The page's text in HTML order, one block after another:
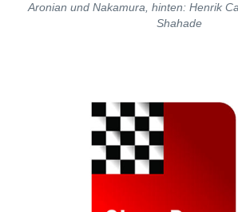
Aronian und Nakamura, hinten: Henrik
Shahade